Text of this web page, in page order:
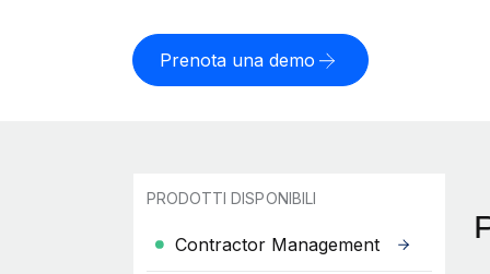
Prenota una demo
PRODOTTI DISPONIBILI
Contractor Management